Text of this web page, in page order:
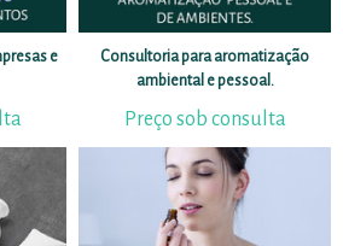
e
Consultoria para aromatização
ambiental e pessoal.
Preço sob consulta